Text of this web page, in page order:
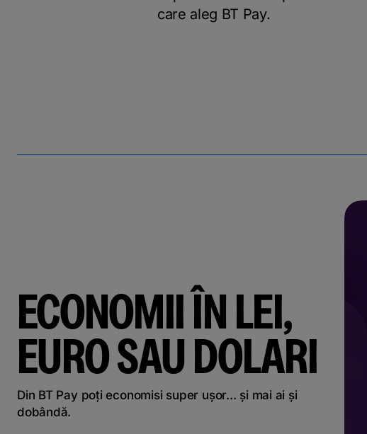
care aleg BT Pay.
ECONOMII ÎN LEI,
EURO SAU DOLARI
Din BT Pay poți economisi super ușor... și mai ai și
dobândă.